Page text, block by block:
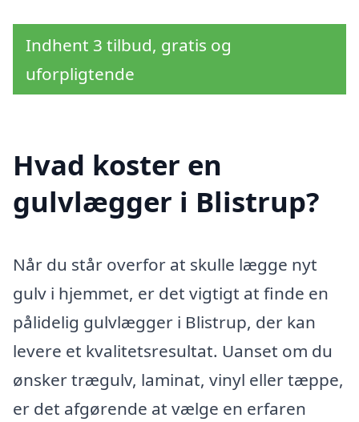
Indhent 3 tilbud, gratis og
uforpligtende
Hvad koster en
gulvlægger i Blistrup?
Når du står overfor at skulle lægge nyt
gulv i hjemmet, er det vigtigt at finde en
pålidelig gulvlægger i Blistrup, der kan
levere et kvalitetsresultat. Uanset om du
ønsker trægulv, laminat, vinyl eller tæppe,
er det afgørende at vælge en erfaren